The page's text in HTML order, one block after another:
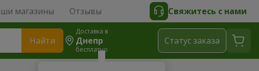
магазины Отзывы Свяжитесь с нами
Найти
Доставка в
Днепр
бесплатно
Cтатус заказа